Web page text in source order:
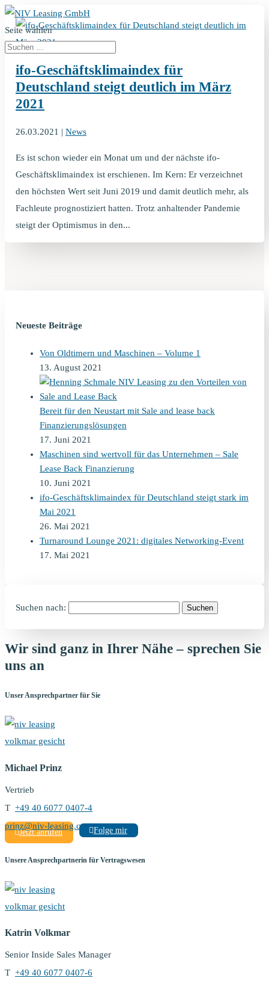
Seite wählen
ifo-Geschäftsklimaindex für
Deutschland steigt deutlich im März
2021
26.03.2021 | News
Es ist schon wieder ein Monat um und der nächste ifo-
Geschäftsklimaindex ist erschienen. Im Kern: Er verzeichnet
den höchsten Wert seit Juni 2019 und damit deutlich mehr, als
Fachleute prognostiziert hatten. Trotz anhaltender Pandemie
steigt der Optimismus in den...
Neueste Beiträge
Von Oldtimern und Maschinen – Volume 1
13. August 2021
Bereit für den Neustart mit Sale and lease back
Finanzierungslösungen
17. Juni 2021
Maschinen sind wertvoll für das Unternehmen – Sale
Lease Back Finanzierung
10. Juni 2021
ifo-Geschäftsklimaindex für Deutschland steigt stark im
Mai 2021
26. Mai 2021
Turnaround Lounge 2021: digitales Networking-Event
17. Mai 2021
Suchen nach:
Wir sind ganz in Ihrer Nähe – sprechen Sie
uns an
Unser Ansprechpartner für Sie
Michael Prinz
Vertrieb
T +49 40 6077 0407-4
prinz@niv-leasing.com
Jetzt anrufen Folge mir
Unsere Ansprechpartnerin für Vertragswesen
Katrin Volkmar
Senior Inside Sales Manager
T +49 40 6077 0407-6